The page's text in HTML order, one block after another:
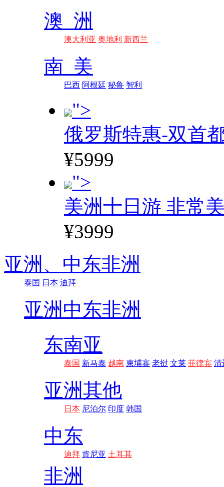
澳 洲
澳大利亚 奥地利 新西兰
南 美
巴西 阿根廷 秘鲁 智利
">
俄罗斯特惠-双首
¥5999
">
美洲十日游 非常
¥3999
亚洲、 中东非洲
泰国 日本 迪拜
亚洲 中东非洲
东南亚
泰国 新马泰 越南 柬埔寨 老挝 文莱 菲律宾 清
亚洲其他
日本 尼泊尔 印度 韩国
中东
迪拜 肯尼亚 土耳其
非洲